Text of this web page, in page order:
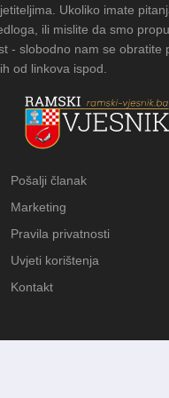
Čuvanje običaja
Ukoliko imate
ili mislite da smo
- slobodno nam se obratite
od linkova ispod.
Pošalji članak
Marketing
Pravila privatnosti
Uvjeti korištenja
Kontakt